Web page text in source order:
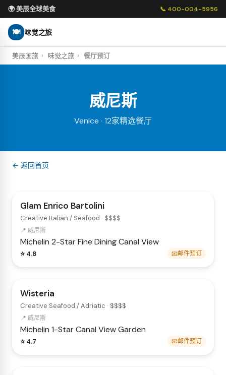
🌍 美辰全球美食 📞 400-004-5956
🍽 味觉之旅
美辰国旅 › 味觉之旅 › 餐厅预订
威尼斯
Venice · 12家精选餐厅
← 返回首页
Glam Enrico Bartolini
Creative Italian / Seafood · $$$$
📍 威尼斯
Michelin 2-StarFine DiningCanal View
⭐ 4.8 📧邮件预订
Wisteria
Creative Seafood / Adriatic · $$$$
📍 威尼斯
Michelin 1-StarCanal ViewGarden
⭐ 4.7 📧邮件预订